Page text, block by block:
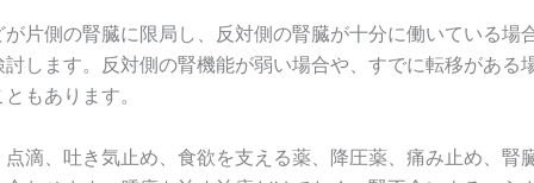
片側の腎臓に限局し、反対側の腎臓が十分に働いている場
します。反対側の腎機能が弱い場合や、すでに転移がある
もあります。
滴、吐き気止め、食欲を支える薬、降圧薬、痛み止め、腎